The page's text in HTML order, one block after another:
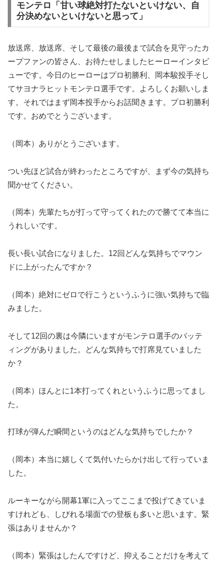
モンテロ「甘い球絶対打たないといけない、自
分決めないといけないと思って」
放送席、放送席、そして最後の最後まで試合を見守ったカ
ープファンの皆さん、お待たせしましたヒーローインタビ
ューです。今日のヒーローはプロ初勝利、岡本駿投手そし
てサヨナラヒットモンテロ選手です。よろしくお願いしま
す。それではまず岡本投手からお話聞きます。プロ初勝利
です。おめでとうございます。
（岡本）ありがとうございます。
つい先ほど試合が終わったところですが、まず今の気持ち
聞かせてください。
（岡本）先輩たちが打って守ってくれたので勝てて本当に
うれしいです。
長い長い試合になりました。12回どんな気持ちでマウン
ドに上がったんですか？
（岡本）絶対にゼロで行こうというふうに強い気持ちで臨
みました。
そして12回の裏は今隣にいますがモンテロ選手のバッテ
ィングがありました。どんな気持ちで打席見ていました
か？
（岡本）ほんとに1本打ってくれというふうに思ってまし
た。
打球が弾んだ瞬間というのはどんな気持ちでしたか？
（岡本）本当に嬉しくて気付いたらかけ出して行っていま
した。
ルーキーながら開幕1軍に入ってここまで投げてきていま
すけれども、しびれる場面での登板も多いと思います。緊
張はありませんか？
（岡本）緊張はしたんですけど、抑えることだけを考えて